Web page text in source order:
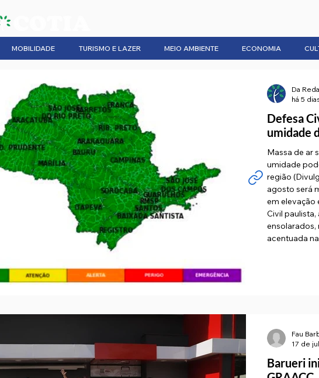
MOBILIDADE TURISMO E LAZER MEIO AMBIENTE ECONOMIA
Defesa
umidade
Massa de ar
umidade
região
agosto será
em elevação
Civil
ensolarados,
acentuada
Da
há 5
Barueri
Fau
17 de